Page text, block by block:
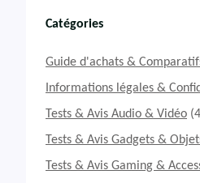
o
p
o
m
p
e
t
a
Catégories
Guide d'achats &
Informations légales &
Tests & Avis Audio & Vidéo
Tests & Avis Gadgets &
Tests & Avis Gaming &